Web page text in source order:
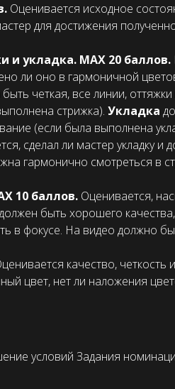
Оценивается исходное
для достижения
и укладка. МАХ 20 баллов.
ли оно в гармоничной
четкая, все линии,
стрижка). Укладка
(если была выполнена
сделал ли мастер укладку и
гармонично смотреться в
10 баллов. Оценивается,
быть хорошего
в фокусе. На видео должно
качество, четкость
цвет, нет ли наложения
условий Задания